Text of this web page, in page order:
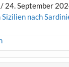
24. September
nach